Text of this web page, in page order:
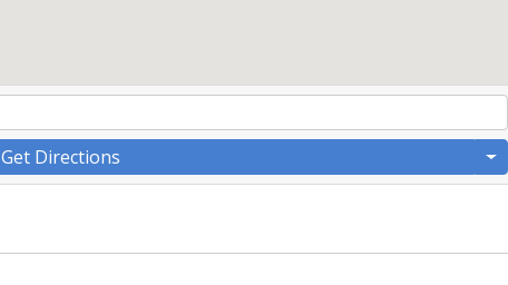
Get Directions